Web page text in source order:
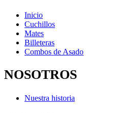
Inicio
Cuchillos
Mates
Billeteras
Combos de Asado
NOSOTROS
Nuestra historia